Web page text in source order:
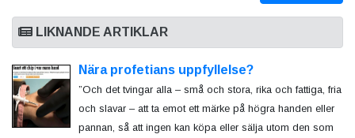
LIKNANDE ARTIKLAR
Nära profetians uppfyllelse?
”Och det tvingar alla – små och stora, rika och fattiga, fria
och slavar – att ta emot ett märke på högra handen eller
pannan, så att ingen kan köpa eller sälja utom den som